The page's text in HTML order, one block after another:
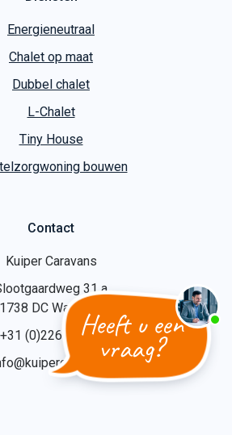
Heeft u een
vraag?
Energieneutraal
Chalet op maat
Dubbel chalet
L-Chalet
Tiny House
bouwen
Contact
Kuiper Caravans
31 a
1738 DC Waarland
+31 (0)226 74 52 62